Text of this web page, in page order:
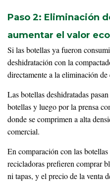
Paso 2: Eliminación
aumentar el valor
Si las botellas ya fueron
deshidratación con la
directamente a la eliminación
Las botellas deshidratadas
botellas y luego por la prensa
donde se comprimen a alta
comercial.
En comparación con las
recicladoras prefieren comprar
ni tapas, y el precio de la venta